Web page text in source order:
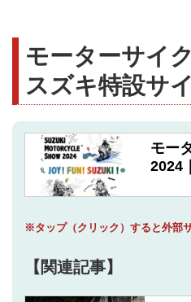
モーターサイ
スズキ特設サ
モー
2024
※タップ（クリック）すると外部
【関連記事】